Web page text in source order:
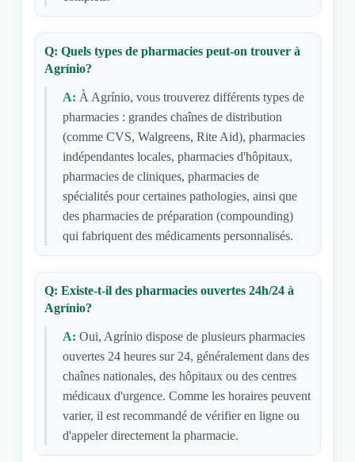
Q: Quels types de pharmacies peut-on trouver à
Agrínio?
A: À Agrínio, vous trouverez différents types de
pharmacies : grandes chaînes de distribution
(comme CVS, Walgreens, Rite Aid), pharmacies
indépendantes locales, pharmacies d'hôpitaux,
pharmacies de cliniques, pharmacies de
spécialités pour certaines pathologies, ainsi que
des pharmacies de préparation (compounding)
qui fabriquent des médicaments personnalisés.
Q: Existe-t-il des pharmacies ouvertes 24h/24 à
Agrínio?
A: Oui, Agrínio dispose de plusieurs pharmacies
ouvertes 24 heures sur 24, généralement dans des
chaînes nationales, des hôpitaux ou des centres
médicaux d'urgence. Comme les horaires peuvent
varier, il est recommandé de vérifier en ligne ou
d'appeler directement la pharmacie.